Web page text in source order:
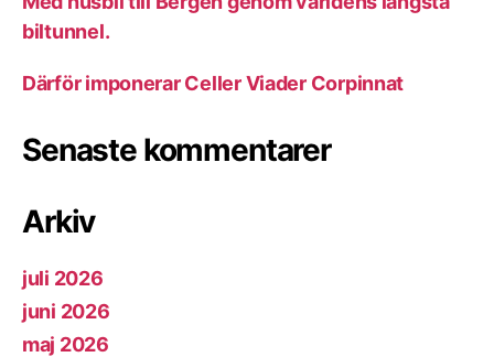
biltunnel.
Därför imponerar Celler Viader Corpinnat
Senaste kommentarer
Arkiv
juli 2026
juni 2026
maj 2026